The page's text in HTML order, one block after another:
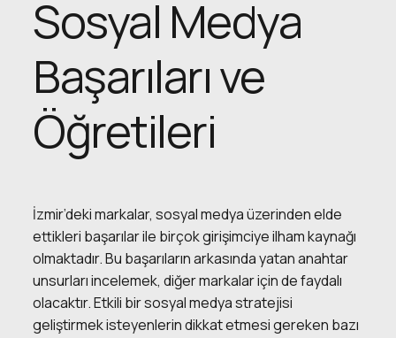
Sosyal Medya
Başarıları ve
Öğretileri
İzmir’deki markalar, sosyal medya üzerinden elde
ettikleri başarılar ile birçok girişimciye ilham kaynağı
olmaktadır. Bu başarıların arkasında yatan anahtar
unsurları incelemek, diğer markalar için de faydalı
olacaktır. Etkili bir sosyal medya stratejisi
geliştirmek isteyenlerin dikkat etmesi gereken bazı